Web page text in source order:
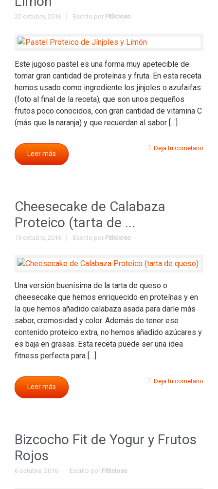
20 octubre, 2016 Escrito por Fitlicioso
Este jugoso pastel es una forma muy apetecible de
tomar gran cantidad de proteínas y fruta. En esta receta
hemos usado como ingrediente los jínjoles o azufaifas
(foto al final de la receta), que son unos pequeños
frutos poco conocidos, con gran cantidad de vitamina C
(más que la naranja) y que recuerdan al sabor […]
Leer más
Deja tu cometario
Cheesecake de Calabaza
Proteico (tarta de ...
13 octubre, 2016 Escrito por Fitlicioso
Una versión buenísima de la tarta de queso o
cheesecake que hemos enriquecido en proteínas y en
la que hemos añadido calabaza asada para darle más
sabor, cremosidad y color. Además de tener ese
contenido proteico extra, no hemos añadido azúcares y
es baja en grasas. Esta receta puede ser una idea
fitness perfecta para […]
Leer más
Deja tu cometario
Bizcocho Fit de Yogur y Frutos
Rojos
6 octubre, 2016 Escrito por Fitlicioso